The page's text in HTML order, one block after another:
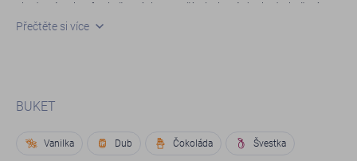
chuť s tóny borůvek, černých moruší a bohatá dochuť s kořením,
kávou a hořkou čokoládou. Jedná se o skutečně výjimečné víno,
Přečtěte si více
BUKET
Vanilka Dub Čokoláda Švestka